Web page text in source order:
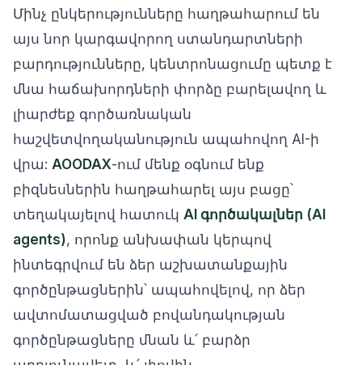
Մինչ ընկերությունները հաղթահարում են
այս նոր կարգավորող ստանդարտների
բարդությունները, կենտրոնացումը պետք է
մնա հաճախորդների փորձը բարելավող և
լիարժեք գործառնական
հաշվետվողականություն ապահովող AI-ի
վրա: AOODAX-ում մենք օգնում ենք
բիզնեսներին հաղթահարել այս բացը՝
տեղակայելով հատուկ AI գործակալներ (AI
agents), որոնք անխափան կերպով
ինտեգրվում են ձեր աշխատանքային
գործընթացներին՝ ապահովելով, որ ձեր
ավտոմատացված բովանդակության
գործընթացները մնան և՛ բարձր